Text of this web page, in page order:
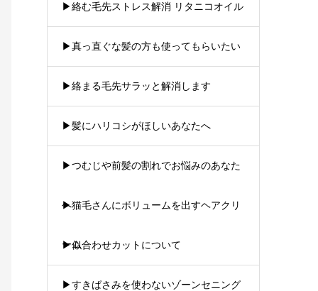
▶︎絡む毛先ストレス解消 リタニコオイル
▶︎真っ直ぐな髪の方も使ってもらいたい
▶︎絡まる毛先サラッと解消します
▶︎髪にハリコシがほしいあなたへ
▶︎つむじや前髪の割れでお悩みのあなた
へ
▶︎猫毛さんにボリュームを出すヘアクリ
ーム
▶︎似合わせカットについて
▶︎すきばさみを使わないゾーンセニング